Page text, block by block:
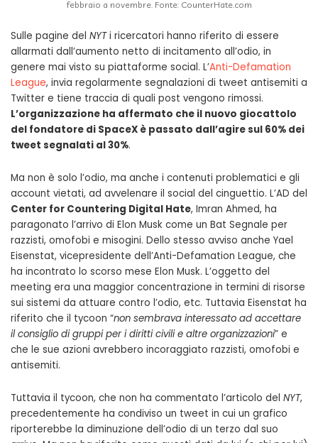
febbraio a novembre. Fonte: CounterHate.com
Sulle pagine del NYTi ricercatori hanno riferito di essere
allarmati dall’aumento netto di incitamento all’odio, in
genere mai visto su piattaforme social. L’Anti-Defamation
League, invia regolarmente segnalazioni di tweet antisemiti a
Twitter e tiene traccia di quali post vengono rimossi.
L’organizzazione ha affermato che il nuovo giocattolo
del fondatore di SpaceX è passato dall’agire sul 60% dei
tweet segnalati al 30%.
Ma non è solo l’odio, ma anche i contenuti problematici e gli
account vietati, ad avvelenare il social del cinguettio. L’AD del
Center for Countering Digital Hate, Imran Ahmed, ha
paragonato l’arrivo di Elon Musk come un Bat Segnale per
razzisti, omofobi e misogini. Dello stesso avviso anche Yael
Eisenstat, vicepresidente dell’Anti-Defamation League, che
ha incontrato lo scorso mese Elon Musk. L’oggetto del
meeting era una maggior concentrazione in termini di risorse
sui sistemi da attuare contro l’odio, etc. Tuttavia Eisenstat ha
riferito che il tycoon “non sembrava interessato ad accettare
il consiglio di gruppi per i diritti civili e altre organizzazioni” e
che le sue azioni avrebbero incoraggiato razzisti, omofobi e
antisemiti.
Tuttavia il tycoon, che non ha commentato l’articolo del NYT,
precedentemente ha condiviso un tweet in cui un grafico
riporterebbe la diminuzione dell’odio di un terzo dal suo